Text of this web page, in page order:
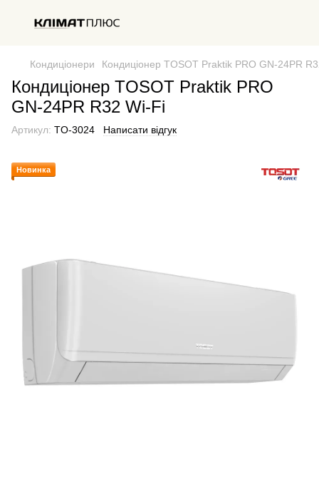
Кондиціонери Кондиціонер TOSOT Praktik PRO GN-24PR
Кондиціонер TOSOT Praktik PRO
GN-24PR R32 Wi-Fi
Артикул: TO-3024 Написати відгук
Новинка